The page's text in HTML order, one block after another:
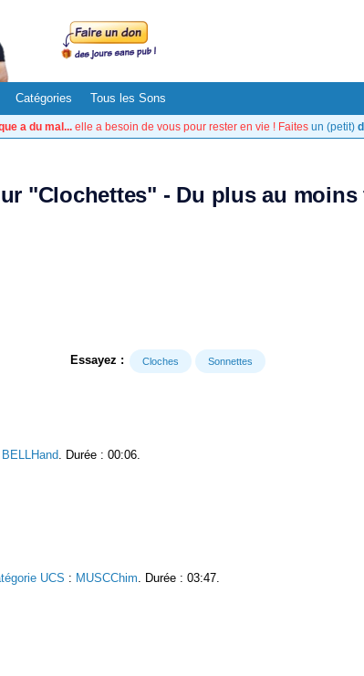
Catégories Tous les Sons
a du mal... elle a besoin de vous pour rester en vie ! Faites un (petit)
"Clochettes" - Du plus au moins
Essayez : Cloches Sonnettes
BELLHand . Durée : 00:06.
UCS : MUSCChim . Durée : 03:47.